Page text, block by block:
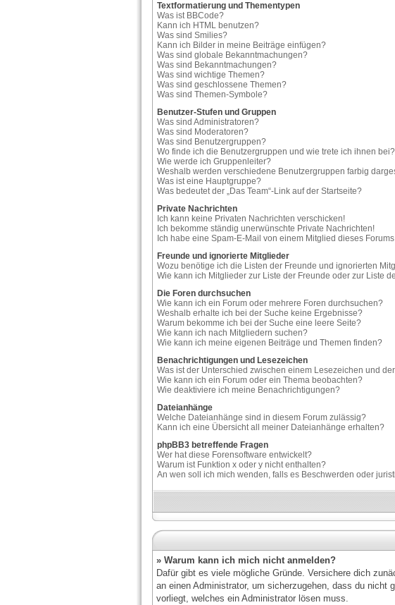
Textformatierung und Thementypen
Was ist BBCode?
Kann ich HTML benutzen?
Was sind Smilies?
Kann ich Bilder in meine Beiträge einfügen?
Was sind globale Bekanntmachungen?
Was sind Bekanntmachungen?
Was sind wichtige Themen?
Was sind geschlossene Themen?
Was sind Themen-Symbole?
Benutzer-Stufen und Gruppen
Was sind Administratoren?
Was sind Moderatoren?
Was sind Benutzergruppen?
Wo finde ich die Benutzergruppen und wie trete ich ihnen bei?
Wie werde ich Gruppenleiter?
Weshalb werden verschiedene Benutzergruppen farbig
Was ist eine Hauptgruppe?
Was bedeutet der „Das Team“-Link auf der Startseite?
Private Nachrichten
Ich kann keine Privaten Nachrichten verschicken!
Ich bekomme ständig unerwünschte Private Nachrichten!
Ich habe eine Spam-E-Mail von einem Mitglied dieses
Freunde und ignorierte Mitglieder
Wozu benötige ich die Listen der Freunde und ignorierten
Wie kann ich Mitglieder zur Liste der Freunde oder zur Liste
Die Foren durchsuchen
Wie kann ich ein Forum oder mehrere Foren durchsuchen?
Weshalb erhalte ich bei der Suche keine Ergebnisse?
Warum bekomme ich bei der Suche eine leere Seite?
Wie kann ich nach Mitgliedern suchen?
Wie kann ich meine eigenen Beiträge und Themen finden?
Benachrichtigungen und Lesezeichen
Was ist der Unterschied zwischen einem Lesezeichen und
Wie kann ich ein Forum oder ein Thema beobachten?
Wie deaktiviere ich meine Benachrichtigungen?
Dateianhänge
Welche Dateianhänge sind in diesem Forum zulässig?
Kann ich eine Übersicht all meiner Dateianhänge erhalten?
phpBB3 betreffende Fragen
Wer hat diese Forensoftware entwickelt?
Warum ist Funktion x oder y nicht enthalten?
An wen soll ich mich wenden, falls es Beschwerden oder
» Warum kann ich mich nicht anmelden?
Dafür gibt es viele mögliche Gründe. Versichere dich
an einen Administrator, um sicherzugehen, dass du
vorliegt, welches ein Administrator lösen muss.